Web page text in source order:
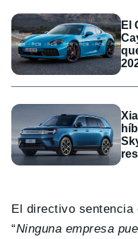
El
El directivo
“Ninguna empresa